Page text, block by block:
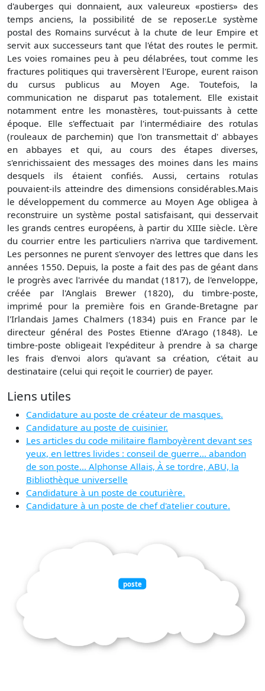
d'auberges qui donnaient, aux valeureux «postiers» des
temps anciens, la possibilité de se reposer.Le système
postal des Romains survécut à la chute de leur Empire et
servit aux successeurs tant que l'état des routes le permit.
Les voies romaines peu à peu délabrées, tout comme les
fractures politiques qui traversèrent l'Europe, eurent raison
du cursus publicus au Moyen Age. Toutefois, la
communication ne disparut pas totalement. Elle existait
notamment entre les monastères, tout-puissants à cette
époque. Elle s'effectuait par l'intermédiaire des rotulas
(rouleaux de parchemin) que l'on transmettait d' abbayes
en abbayes et qui, au cours des étapes diverses,
s'enrichissaient des messages des moines dans les mains
desquels ils étaient confiés. Aussi, certains rotulas
pouvaient-ils atteindre des dimensions considérables.Mais
le développement du commerce au Moyen Age obligea à
reconstruire un système postal satisfaisant, qui desservait
les grands centres européens, à partir du XIIIe siècle. L'ère
du courrier entre les particuliers n'arriva que tardivement.
Les personnes ne purent s'envoyer des lettres que dans les
années 1550. Depuis, la poste a fait des pas de géant dans
le progrès avec l'arrivée du mandat (1817), de l'enveloppe,
créée par l'Anglais Brewer (1820), du timbre-poste,
imprimé pour la première fois en Grande-Bretagne par
l'Irlandais James Chalmers (1834) puis en France par le
directeur général des Postes Etienne d'Arago (1848). Le
timbre-poste obligeait l'expéditeur à prendre à sa charge
les frais d'envoi alors qu'avant sa création, c'était au
destinataire (celui qui reçoit le courrier) de payer.
Liens utiles
Candidature au poste de créateur de masques.
Candidature au poste de cuisinier.
Les articles du code militaire flamboyèrent devant ses
yeux, en lettres livides : conseil de guerre... abandon
de son poste... Alphonse Allais, À se tordre, ABU, la
Bibliothèque universelle
Candidature à un poste de couturière.
Candidature à un poste de chef d'atelier couture.
poste